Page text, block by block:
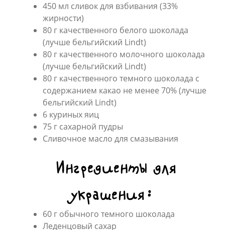
450 мл сливок для взбивания (33%
жирности)
80 г качественного белого шоколада
(лучше бельгийский Lindt)
80 г качественного молочного шоколада
(лучше бельгийский Lindt)
80 г качественного темного шоколада с
содержанием какао не менее 70% (лучше
бельгийский Lindt)
6 куриных яиц
75 г сахарной пудры
Сливочное масло для смазывания
Ингредиенты для
украшения:
60 г обычного темного шоколада
Леденцовый сахар